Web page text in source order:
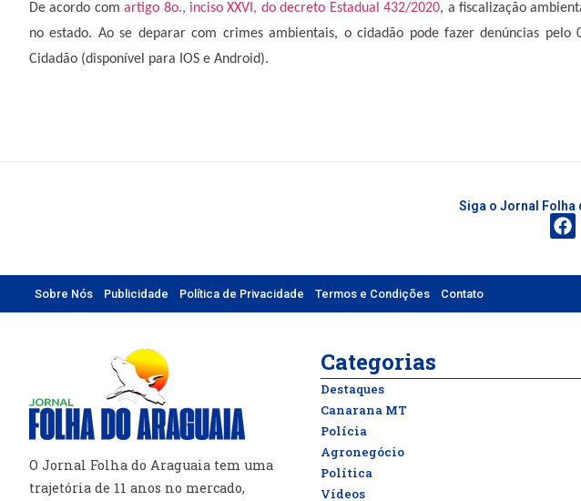
De acordo comartigo 8o., inciso XXVI, do decreto Estadual 432/2020, a fiscalização
no estado. Ao se deparar com crimes ambientais, o cidadão pode fazer denúncias pelo
Cidadão (disponível para IOS e Android).
Siga o Jornal Folha
Sobre Nós Publicidade Política de Privacidade Termos e Condições Contato
O Jornal Folha do Araguaia tem uma
trajetória de 11 anos no mercado,
Categorias
Destaques
Canarana MT
Polícia
Agronegócio
Política
Vídeos